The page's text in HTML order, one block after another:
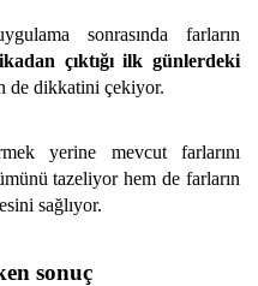
sonrasında farların
çıktığı ilk günlerdeki
de dikkatini çekiyor.
yerine mevcut farlarını
tazeliyor hem de farların
sağlıyor.
sonuç